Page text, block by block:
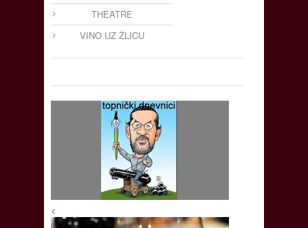
THEATRE
VINO UZ ŽLICU
<